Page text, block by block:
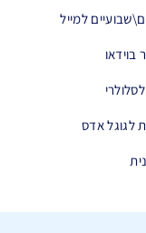
למייל
לגוגל אדס